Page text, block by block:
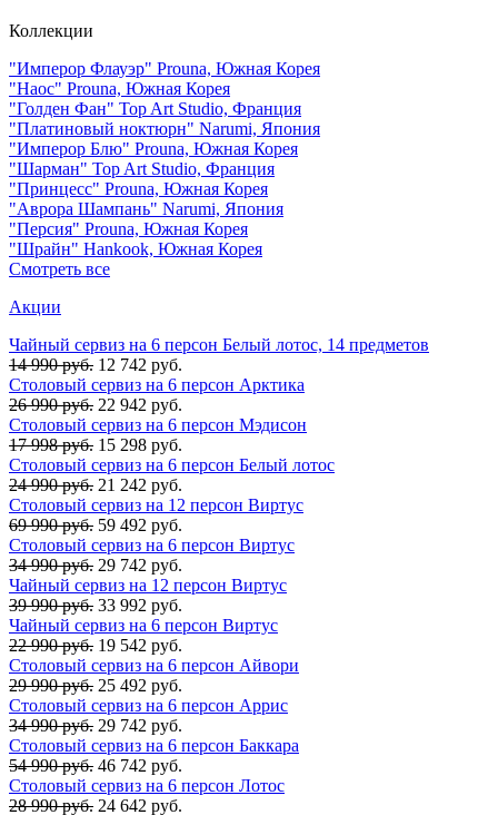
Коллекции
"Имперор Флауэр" Prouna, Южная Корея
"Наос" Prouna, Южная Корея
"Голден Фан" Top Art Studio, Франция
"Платиновый ноктюрн" Narumi, Япония
"Имперор Блю" Prouna, Южная Корея
"Шарман" Top Art Studio, Франция
"Принцесс" Prouna, Южная Корея
"Аврора Шампань" Narumi, Япония
"Персия" Prouna, Южная Корея
"Шрайн" Hankook, Южная Корея
Смотреть все
Акции
Чайный сервиз на 6 персон Белый лотос, 14 предметов
14 990 руб. 12 742 руб.
Столовый сервиз на 6 персон Арктика
26 990 руб. 22 942 руб.
Столовый сервиз на 6 персон Мэдисон
17 998 руб. 15 298 руб.
Столовый сервиз на 6 персон Белый лотос
24 990 руб. 21 242 руб.
Столовый сервиз на 12 персон Виртус
69 990 руб. 59 492 руб.
Столовый сервиз на 6 персон Виртус
34 990 руб. 29 742 руб.
Чайный сервиз на 12 персон Виртус
39 990 руб. 33 992 руб.
Чайный сервиз на 6 персон Виртус
22 990 руб. 19 542 руб.
Столовый сервиз на 6 персон Айвори
29 990 руб. 25 492 руб.
Столовый сервиз на 6 персон Аррис
34 990 руб. 29 742 руб.
Столовый сервиз на 6 персон Баккара
54 990 руб. 46 742 руб.
Столовый сервиз на 6 персон Лотос
28 990 руб. 24 642 руб.